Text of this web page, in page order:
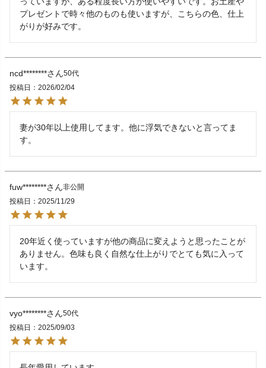
プレゼントで時々他のものも使いますが、こちらの色、仕上
がりが好みです。
ncd********
50代
投稿日
2026/02/04
妻が30年以上使用してます。他に浮気できないと言ってま
す。
fuw********
非公開
投稿日
2025/11/29
20年近く使っていますが他の商品に変えようと思ったことが
ありません。色味も良く自然な仕上がりでとても気に入って
います。
vyo********
50代
投稿日
2025/09/03